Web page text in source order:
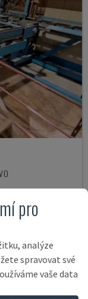
52.000 €
pro
analýze
spravovat své
vaše data